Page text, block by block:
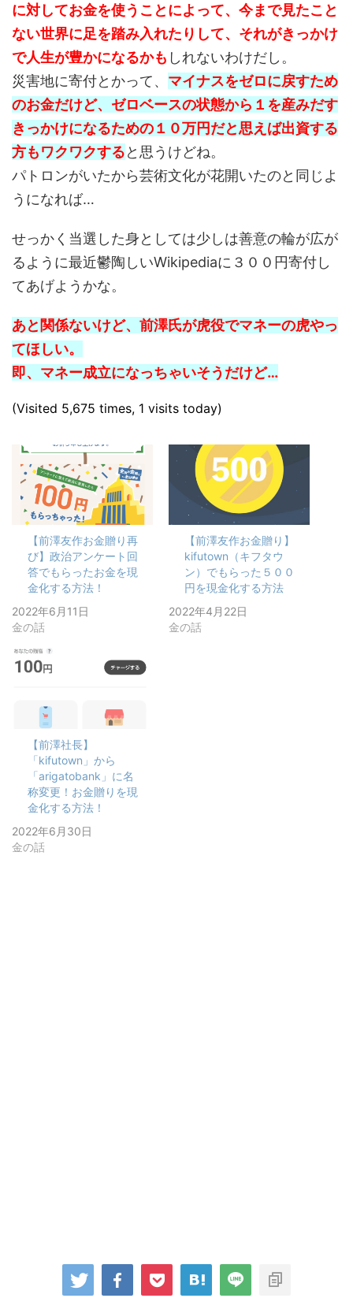
に対してお金を使うことによって、今まで見たこと
ない世界に足を踏み入れたりして、それがきっかけ
で人生が豊かになるかも しれないわけだし。
災害地に寄付とかって、 マイナスをゼロに戻すため
のお金だけど、ゼロベースの状態から１を産みだす
きっかけになるための１０万円だと思えば出資する
方もワクワクすると思うけどね。
パトロンがいたから芸術文化が花開いたのと同じよ
うになれば…
せっかく当選した身としては少しは善意の輪が広が
るように最近鬱陶しいWikipediaに３００円寄付し
てあげようかな。
あと関係ないけど、前澤氏が虎役でマネーの虎やっ
てほしい。
即、マネー成立になっちゃいそうだけど…
(Visited 5,675 times, 1 visits today)
【前澤友作お金贈り再
び】政治アンケート回
答でもらったお金を現
金化する方法！
2022年6月11日
金の話
【前澤友作お金贈り】
kifutown（キフタウ
ン）でもらった５００
円を現金化する方法
2022年4月22日
金の話
【前澤社長】
「kifutown」から
「arigatobank」に名
称変更！お金贈りを現
金化する方法！
2022年6月30日
金の話